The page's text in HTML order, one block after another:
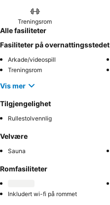
Treningsrom
Alle fasiliteter
Fasiliteter på overnattingsstedet
Arkade/videospill
Treningsrom
Vis mer
Tilgjengelighet
Rullestolvennlig
Velvære
Sauna
Romfasiliteter
Inkludert wi-fi på rommet